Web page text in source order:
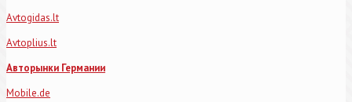
Avtogidas.lt
Avtoplius.lt
Авторынки Германии
Mobile.de